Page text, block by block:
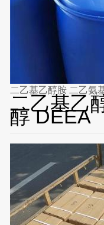
二乙基乙醇胺 二乙氨
二乙基乙
醇 DEEA